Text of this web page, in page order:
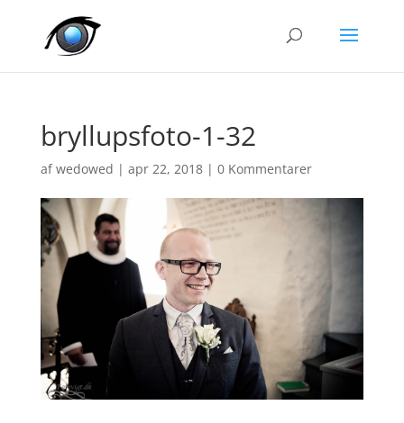
bryllupsfoto-1-32
afwedowed | apr 22, 2018| 0 Kommentarer